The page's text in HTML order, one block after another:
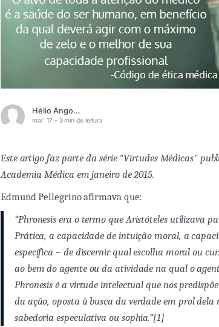
Hélio Angotti Neto
mar. 17 - 3 min de leitura
Este artigo faz parte da série "Virtudes Médicas"
Academia Médica em janeiro de 2015.
Edmund Pellegrino afirmava que:
“Phronesis era o termo que Aristóteles utilizava
Prática, a capacidade de intuição moral, a
específica – de discernir qual escolha moral ou
ao bem do agente ou da atividade na qual o
Phronesis é a virtude intelectual que nos
da ação, oposta à busca da verdade em prol dela
sabedoria especulativa ou sophia.”[1]